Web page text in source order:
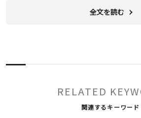
全文を読む
RELATED
関連するキーワード